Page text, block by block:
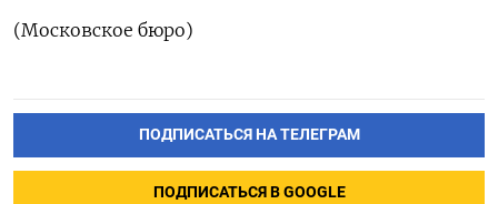
(Московское бюро)
ПОДПИСАТЬСЯ НА ТЕЛЕГРАМ
ПОДПИСАТЬСЯ В GOOGLE